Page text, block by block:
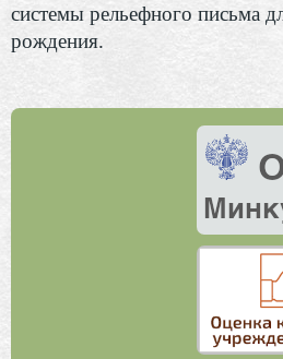
системы рельефного письма
рождения.